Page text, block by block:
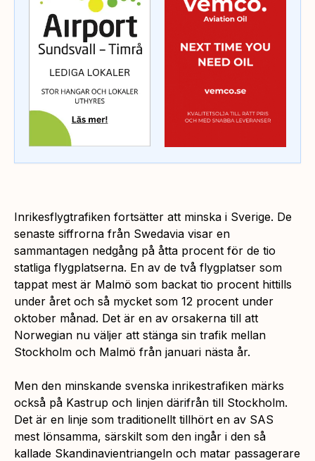
Inrikesflygtrafiken fortsätter att minska i Sverige. De
senaste siffrorna från Swedavia visar en
sammantagen nedgång på åtta procent för de tio
statliga flygplatserna. En av de två flygplatser som
tappat mest är Malmö som backat tio procent hittills
under året och så mycket som 12 procent under
oktober månad. Det är en av orsakerna till att
Norwegian nu väljer att stänga sin trafik mellan
Stockholm och Malmö från januari nästa år.
Men den minskande svenska inrikestrafiken märks
också på Kastrup och linjen därifrån till Stockholm.
Det är en linje som traditionellt tillhört en av SAS
mest lönsamma, särskilt som den ingår i den så
kallade Skandinavientriangeln och matar passagerare